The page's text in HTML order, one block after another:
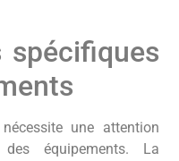
spécifiques
une attention
équipements. La